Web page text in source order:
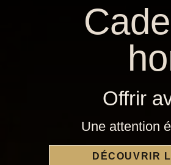
Offrir
Une attention
DÉCOUVRIR